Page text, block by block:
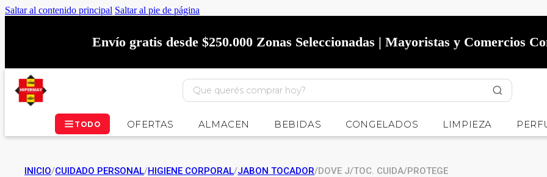
Saltar al contenido principal Saltar al pie de página
Envío gratis desde $250.000 Zonas Seleccionadas | Mayoristas y Comercios
TODO OFERTAS ALMACEN BEBIDAS CONGELADOS LIMPIEZA
INICIO/CUIDADO PERSONAL/HIGIENE CORPORAL/JABON TOCADOR/DOVE J/TOC. CUIDA/PROTEGE